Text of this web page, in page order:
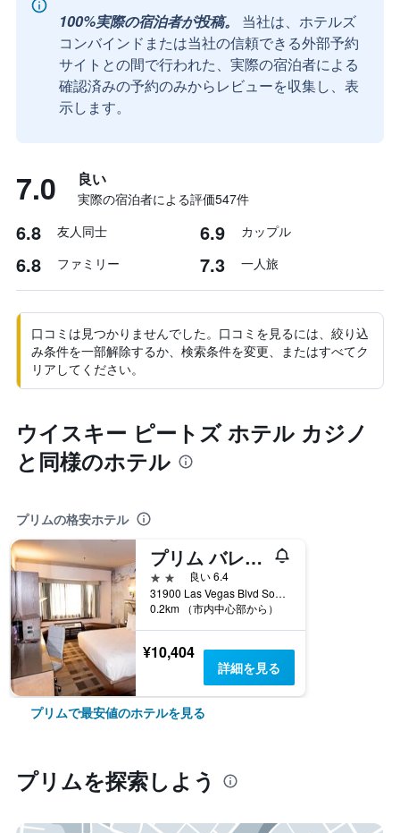
100%実際の宿泊者が投稿。
当社は、ホテルズ
コンバインドまたは当社の信頼できる外部予約
サイトとの間で行われた、実際の宿泊者による
確認済みの予約のみからレビューを収集し、表
示します。
7.0 良い
実際の宿泊者による評価547​件
6.8 友人同士 6.9 カップル
6.8 ファミリー 7.3 一人旅
口コミは見つかりませんでした。口コミを見るには、絞り込
み条件を一部解除するか、検索条件を変更、またはすべてク
リアしてください。
ウイスキー ピートズ ホテル カジノ
と同様のホテル
プリムの格安ホテル
プリム バレー ホテル & カジノ, ア トラベロッジ バイ ウィンダム
2つ星
良い 6.4
31900 Las Vegas Blvd South, プリム, NV, アメリカ合衆国
0.2km （市内中心部から）
¥10,404
詳細を見る
プリムで最安値のホテルを見る
プリム​を探索しよう